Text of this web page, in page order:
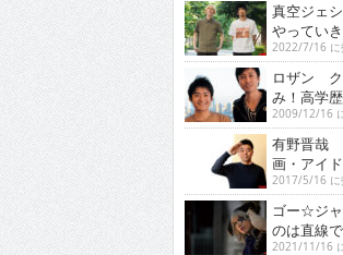
真空ジェ
やってい
2022/7/16 に
ロザン ク
み！高学
2009/12/16
有野晋哉
画・アイ
2017/5/16 に
ゴー☆ジ
のは直線
2021/11/16